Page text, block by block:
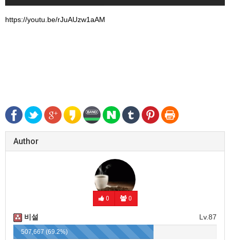
https://youtu.be/rJuAUzw1aAM
Author
0 0
Lv.87
비설
507,667 (69.2%)